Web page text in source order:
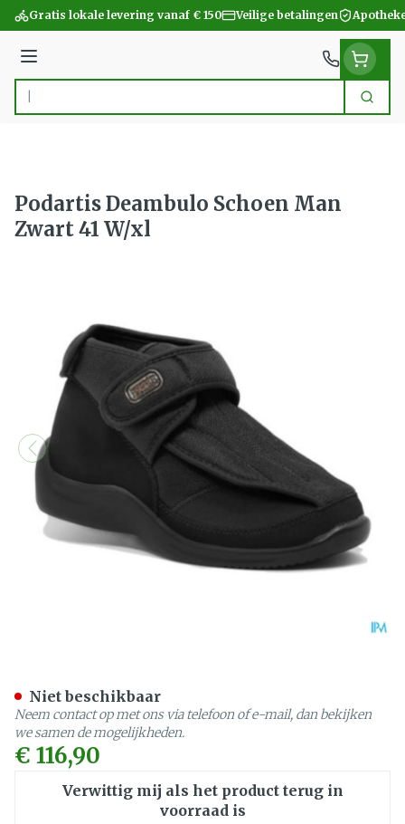
Ga naar de inhoud
Gratis lokale levering vanaf € 150 Veilige betalingen
Menu
Product, merk, categorie... Zoek
Podartis Deambulo Schoen Man
Zwart 41 W/xl
€ 116,90
Verwittig mij als het product terug in
voorraad is
Niet beschikbaar
Neem contact op met ons via telefoon of e-mail, dan bekijken
we samen de mogelijkheden.